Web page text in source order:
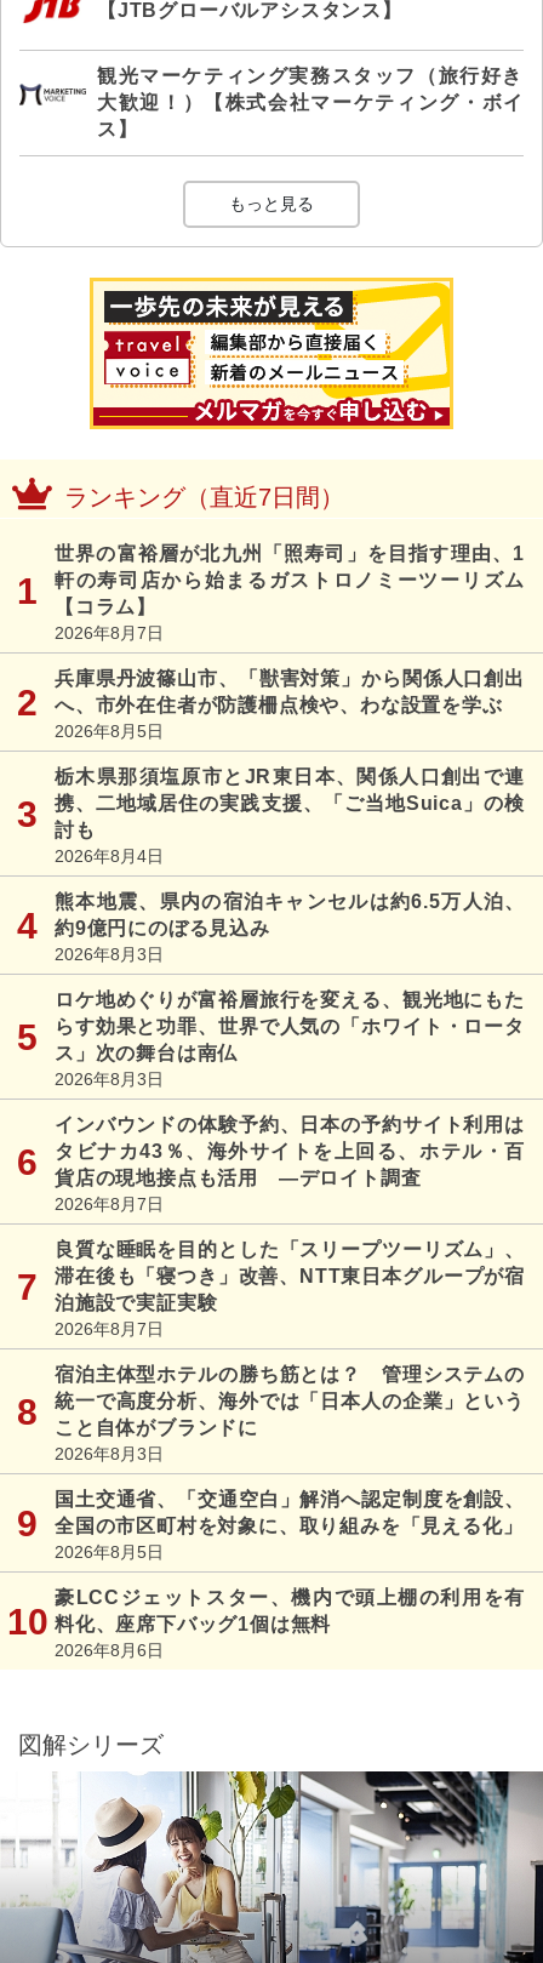
【JTBグローバルアシスタンス】
観光マーケティング実務スタッフ（旅行好き
大歓迎！）【株式会社マーケティング・ボイ
ス】
もっと見る
ランキング（直近7日間）
世界の富裕層が北九州「照寿司」を目指す理由、1
軒の寿司店から始まるガストロノミーツーリズム
【コラム】
2026年8月7日
兵庫県丹波篠山市、「獣害対策」から関係人口創出
へ、市外在住者が防護柵点検や、わな設置を学ぶ
2026年8月5日
栃木県那須塩原市とJR東日本、関係人口創出で連
携、二地域居住の実践支援、「ご当地Suica」の検
討も
2026年8月4日
熊本地震、県内の宿泊キャンセルは約6.5万人泊、
約9億円にのぼる見込み
2026年8月3日
ロケ地めぐりが富裕層旅行を変える、観光地にもた
らす効果と功罪、世界で人気の「ホワイト・ロータ
ス」次の舞台は南仏
2026年8月3日
インバウンドの体験予約、日本の予約サイト利用は
タビナカ43％、海外サイトを上回る、ホテル・百
貨店の現地接点も活用 ―デロイト調査
2026年8月7日
良質な睡眠を目的とした「スリープツーリズム」、
滞在後も「寝つき」改善、NTT東日本グループが宿
泊施設で実証実験
2026年8月7日
宿泊主体型ホテルの勝ち筋とは？ 管理システムの
統一で高度分析、海外では「日本人の企業」という
こと自体がブランドに
2026年8月3日
国土交通省、「交通空白」解消へ認定制度を創設、
全国の市区町村を対象に、取り組みを「見える化」
2026年8月5日
豪LCCジェットスター、機内で頭上棚の利用を有
料化、座席下バッグ1個は無料
2026年8月6日
図解シリーズ